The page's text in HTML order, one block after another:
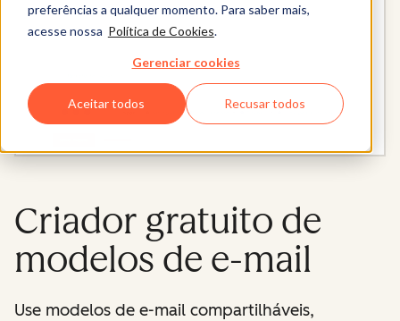
preferências a qualquer momento. Para saber mais,
acesse nossa Política de Cookies.
Gerenciar cookies
Aceitar todos Recusar todos
Criador gratuito de
modelos de e-mail
Use modelos de e-mail compartilháveis,